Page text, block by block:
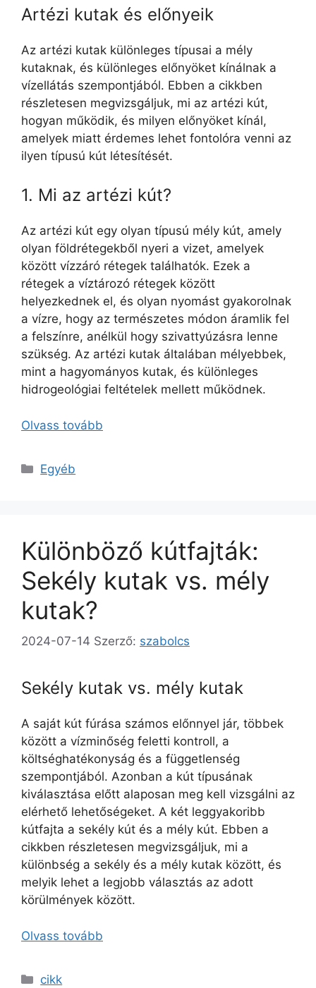
Artézi kutak és előnyeik
Az artézi kutak különleges típusai a mély
kutaknak, és különleges előnyöket kínálnak a
vízellátás szempontjából. Ebben a cikkben
részletesen megvizsgáljuk, mi az artézi kút,
hogyan működik, és milyen előnyöket kínál,
amelyek miatt érdemes lehet fontolóra venni az
ilyen típusú kút létesítését.
1. Mi az artézi kút?
Az artézi kút egy olyan típusú mély kút, amely
olyan földrétegekből nyeri a vizet, amelyek
között vízzáró rétegek találhatók. Ezek a
rétegek a víztározó rétegek között
helyezkednek el, és olyan nyomást gyakorolnak
a vízre, hogy az természetes módon áramlik fel
a felszínre, anélkül hogy szivattyúzásra lenne
szükség. Az artézi kutak általában mélyebbek,
mint a hagyományos kutak, és különleges
hidrogeológiai feltételek mellett működnek.
Olvass tovább
Kategória
Egyéb
Különböző kútfajták:
Sekély kutak vs. mély
kutak?
2024-07-14 Szerző: szabolcs
Sekély kutak vs. mély kutak
A saját kút fúrása számos előnnyel jár, többek
között a vízminőség feletti kontroll, a
költséghatékonyság és a függetlenség
szempontjából. Azonban a kút típusának
kiválasztása előtt alaposan meg kell vizsgálni az
elérhető lehetőségeket. A két leggyakoribb
kútfajta a sekély kút és a mély kút. Ebben a
cikkben részletesen megvizsgáljuk, mi a
különbség a sekély és a mély kutak között, és
melyik lehet a legjobb választás az adott
körülmények között.
Olvass tovább
Kategória
cikk